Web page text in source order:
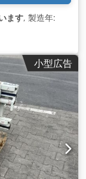
ます, 製造年:
小型広告